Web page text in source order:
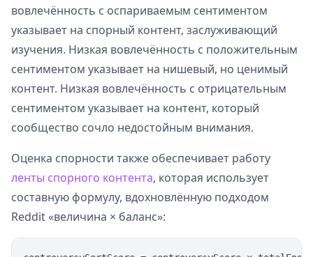
вовлечённость с оспариваемым сентиментом
указывает на спорный контент, заслуживающий
изучения. Низкая вовлечённость с положительным
сентиментом указывает на нишевый, но ценимый
контент. Низкая вовлечённость с отрицательным
сентиментом указывает на контент, который
сообщество сочло недостойным внимания.
Оценка спорности также обеспечивает работу
ленты спорного контента, которая использует
составную формулу, вдохновлённую подходом
Reddit «величина × баланс»: